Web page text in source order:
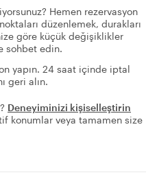
Hemen rezervasyon
düzenlemek, durakları
göre küçük değişiklikler
sohbet edin.
yapın. 24 saat içinde iptal
geri alın.
Deneyiminizi kişiselleştirin
konumlar veya tamamen size